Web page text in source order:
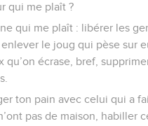
qui me plaît ?
qui me plaît : libérer les
le joug qui pèse sur
qu’on écrase, bref,
ton pain avec celui qui a
pas de maison, habiller